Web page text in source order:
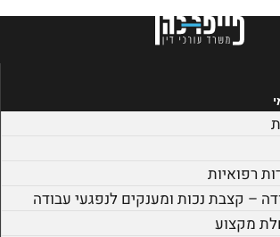
רפואיות
– קצבת נכות ומענקים לנפגעי עבודה
מקצוע